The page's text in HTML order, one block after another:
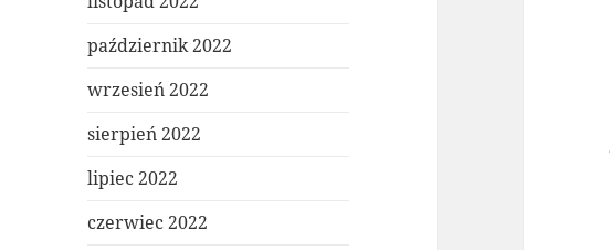
październik 2022
wrzesień 2022
sierpień 2022
lipiec 2022
czerwiec 2022